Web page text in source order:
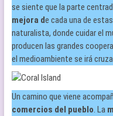
se siente que la parte
mejora de cada una de
naturalista, donde cuidar el
producen las grandes
el medioambiente se irá
Un camino que viene
comercios del pueblo. La